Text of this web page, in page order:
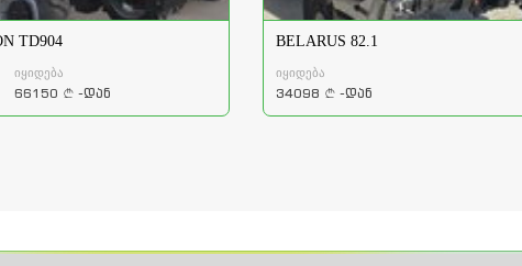
TD904
იყიდება
66150 a -დან
BELARUS 82.1
იყიდება
34098 a -დან